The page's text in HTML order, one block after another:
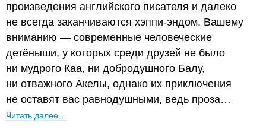
произведения английского писателя и далеко
не всегда заканчиваются хэппи-эндом. Вашему
вниманию — современные человеческие
детёныши, у которых среди друзей не было
ни мудрого Каа, ни добродушного Балу,
ни отважного Акелы, однако их приключения
не оставят вас равнодушными, ведь проза…
Читать далее…